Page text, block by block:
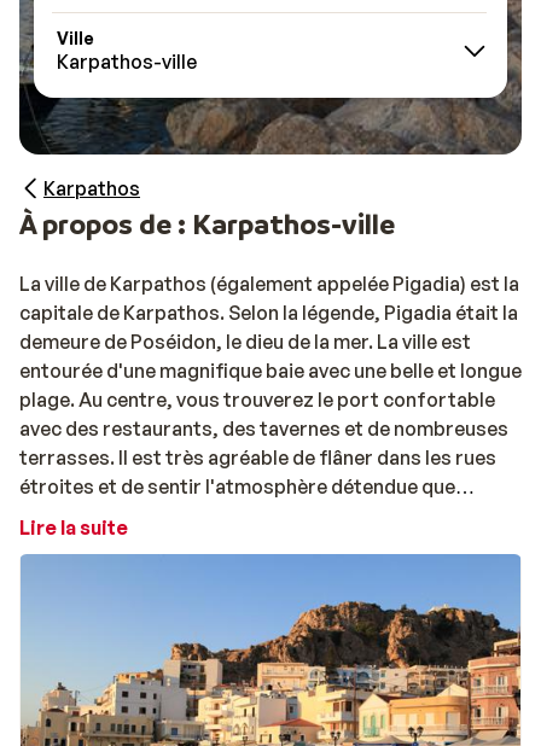
Ville
Karpathos-ville
Karpathos
À propos de : Karpathos-ville
La ville de Karpathos (également appelée Pigadia) est la
capitale de Karpathos. Selon la légende, Pigadia était la
demeure de Poséidon, le dieu de la mer. La ville est
entourée d'une magnifique baie avec une belle et longue
plage. Au centre, vous trouverez le port confortable
avec des restaurants, des tavernes et de nombreuses
terrasses. Il est très agréable de flâner dans les rues
étroites et de sentir l'atmosphère détendue que
dégage l'île. Si vous partez pour une journée de
Lire la suite